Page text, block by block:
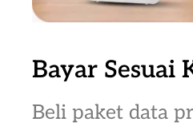
Bayar Sesuai
Beli paket data